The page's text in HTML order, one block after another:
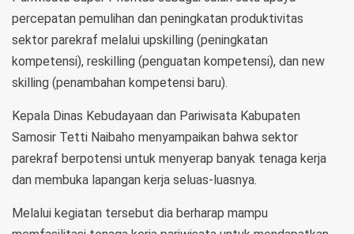
percepatan pemulihan dan peningkatan produktivitas
sektor parekraf melalui upskilling (peningkatan
kompetensi), reskilling (penguatan kompetensi), dan new
skilling (penambahan kompetensi baru).
Kepala Dinas Kebudayaan dan Pariwisata Kabupaten
Samosir Tetti Naibaho menyampaikan bahwa sektor
parekraf berpotensi untuk menyerap banyak tenaga kerja
dan membuka lapangan kerja seluas-luasnya.
Melalui kegiatan tersebut dia berharap mampu